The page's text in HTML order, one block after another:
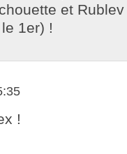
et
1er) !
!